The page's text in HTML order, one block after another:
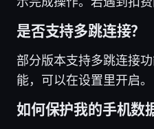
是否支持多跳连接？
部分版本支持多跳连接
能，可以在设置里开启。
如何保护我的手机数